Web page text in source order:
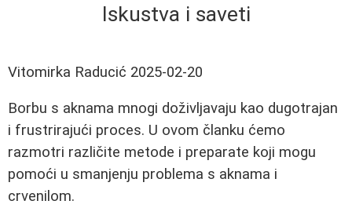
Iskustva i saveti
Vitomirka Raducić 2025-02-20
Borbu s aknama mnogi doživljavaju kao dugotrajan
i frustrirajući proces. U ovom članku ćemo
razmotri različite metode i preparate koji mogu
pomoći u smanjenju problema s aknama i
crvenilom.